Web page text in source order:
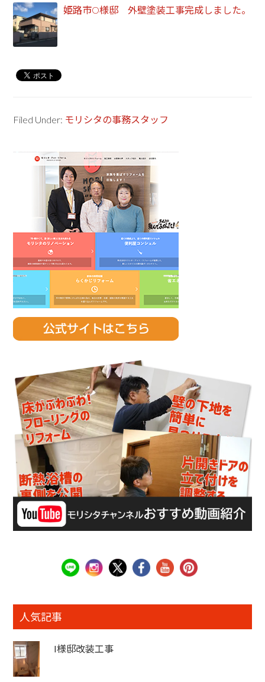
姫路市O様邸 外壁塗装工事完成しました。
Filed Under: モリシタの事務スタッフ
Primary
Sidebar
人気記事
I様邸改装工事